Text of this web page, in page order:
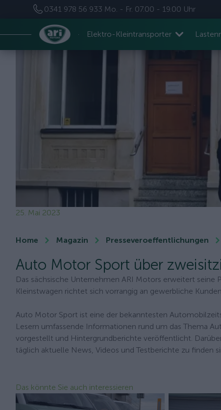
0341 978 56 933 Mo. - Fr. 07.00 - 19.00 Uhr
Elektro-Kleintransporter
25. Mai 2023
Home Magazin Presseveroeffentlichungen
Auto Motor Sport über
Das sächsische Unternehmen ARI Motors erweitert
Kleinstwagen richtet sich vorrangig an gewerbliche
Auto Motor Sport ist eine der bekanntesten
Lesern umfassende Informationen rund um das Thema
vorgestellt und Hintergrundberichte veröffentlicht.
täglich aktuelle News, Videos und Testberichte zu finden
Das könnte Sie auch interessieren